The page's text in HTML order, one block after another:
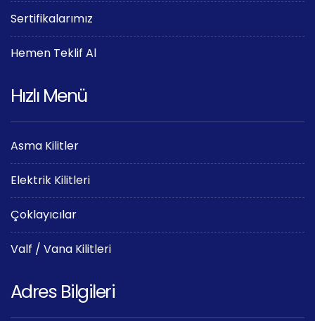
Sertifikalarımız
Hemen Teklif Al
Hızlı Menü
Asma Kilitler
Elektrik Kilitleri
Çoklayıcılar
Valf / Vana Kilitleri
Adres Bilgileri